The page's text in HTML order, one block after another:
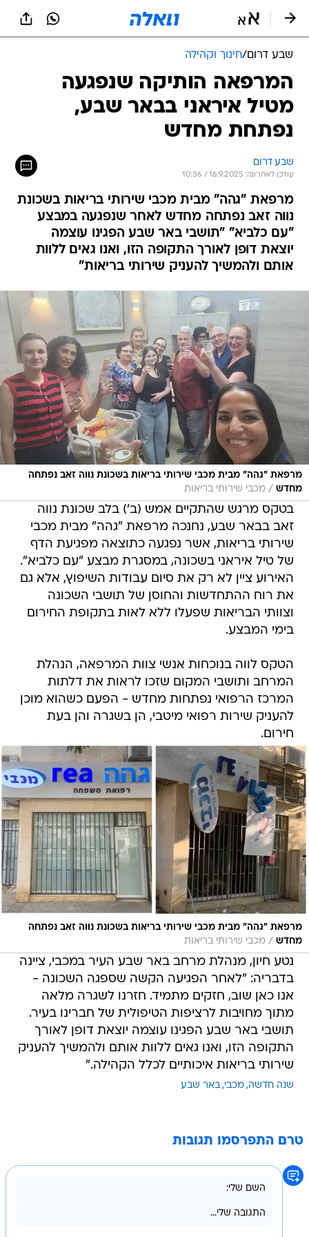
שבע דרום/חינוך וקהילה
המרפאה הותיקה שנפגעה
מטיל איראני בבאר שבע,
נפתחת מחדש
שבע דרום
עודכן לאחרונה: 16.9.2025 / 10:36
מרפאת "גהה" מבית מכבי שירותי בריאות בשכונת
נווה זאב נפתחה מחדש לאחר שנפגעה במבצע
"עם כלביא" "תושבי באר שבע הפגינו עוצמה
יוצאת דופן לאורך התקופה הזו, ואנו גאים ללוות
אותם ולהמשיך להעניק שירותי בריאות"
מרפאת ״גהה״ מבית מכבי שירותי בריאות בשכונת נווה זאב נפתחה
מחדש / מכבי שירותי בריאות
בטקס מרגש שהתקיים אמש (ב') בלב שכונת נווה
זאב בבאר שבע, נחנכה מרפאת "גהה" מבית מכבי
שירותי בריאות, אשר נפגעה כתוצאה מפגיעת הדף
של טיל איראני בשכונה, במסגרת מבצע "עם כלביא".
האירוע ציין לא רק את סיום עבודות השיפוץ, אלא גם
את רוח ההתחדשות והחוסן של תושבי השכונה
וצוותי הבריאות שפעלו ללא לאות בתקופת החירום
בימי המבצע.
הטקס לווה בנוכחות אנשי צוות המרפאה, הנהלת
המרחב ותושבי המקום שזכו לראות את דלתות
המרכז הרפואי נפתחות מחדש - הפעם כשהוא מוכן
להעניק שירות רפואי מיטבי, הן בשגרה והן בעת
חירום.
מרפאת ״גהה״ מבית מכבי שירותי בריאות בשכונת נווה זאב נפתחה
מחדש / מכבי שירותי בריאות
נטע חיון, מנהלת מרחב באר שבע העיר במכבי, ציינה
בדבריה: "לאחר הפגיעה הקשה שספגה השכונה -
אנו כאן שוב, חזקים מתמיד. חזרנו לשגרה מלאה
מתוך מחויבות לרציפות הטיפולית של חברינו בעיר.
תושבי באר שבע הפגינו עוצמה יוצאת דופן לאורך
התקופה הזו, ואנו גאים ללוות אותם ולהמשיך להעניק
שירותי בריאות איכותיים לכלל הקהילה."
שנה חדשה מכבי באר שבע
טרם התפרסמו תגובות